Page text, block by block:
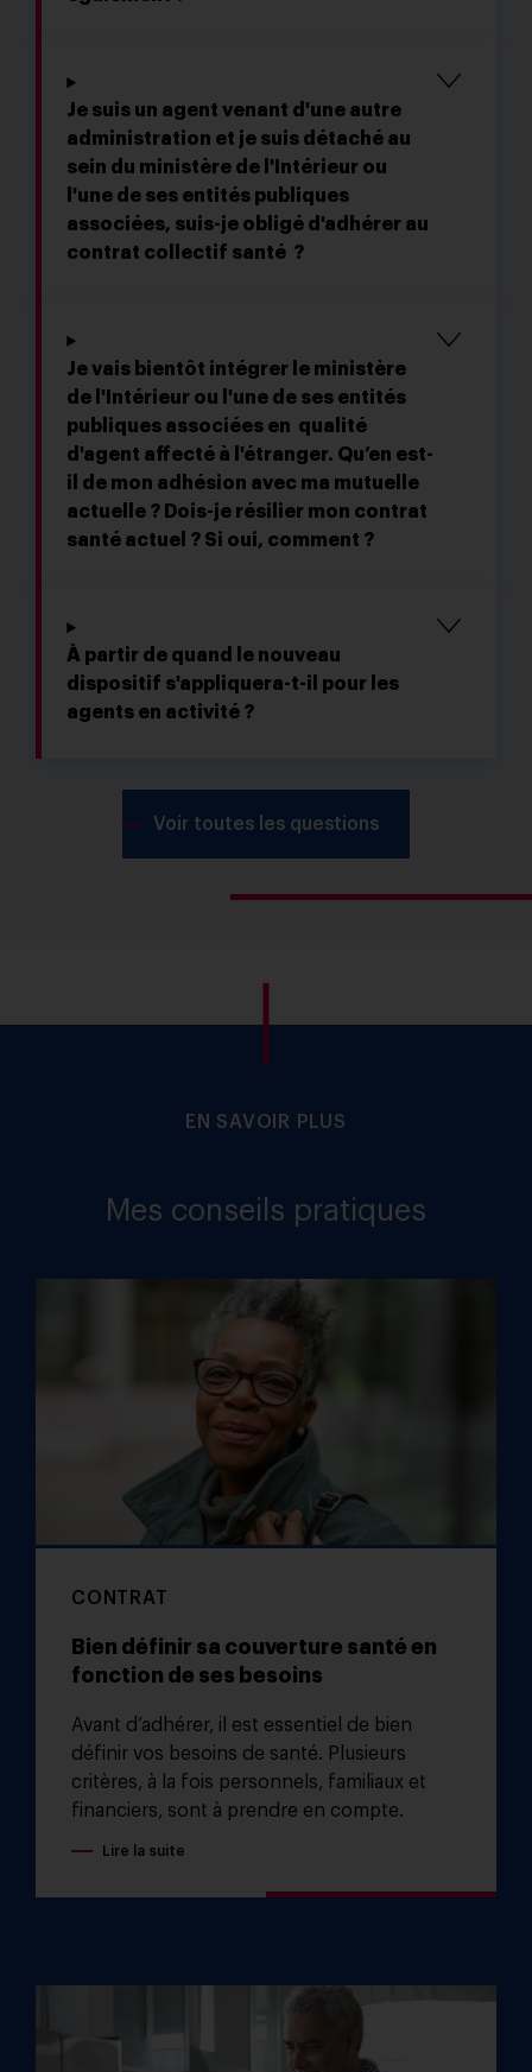
Voir toutes les questions
Je suis un agent venant d'une autre
administration et je suis détaché au
sein du ministère de l'Intérieur ou
l'une de ses entités publiques
associées, suis-je obligé d'adhérer au
contrat collectif santé ?
Je vais bientôt intégrer le ministère
de l'Intérieur ou l'une de ses entités
publiques associées en qualité
d'agent affecté à l'étranger. Qu’en est-
il de mon adhésion avec ma mutuelle
actuelle ? Dois-je résilier mon contrat
santé actuel ? Si oui, comment ?
À partir de quand le nouveau
dispositif s'appliquera-t-il pour les
agents en activité ?
EN SAVOIR PLUS
Mes conseils pratiques
CONTRAT
Bien définir sa couverture santé en
fonction de ses besoins
Avant d’adhérer, il est essentiel de bien
définir vos besoins de santé. Plusieurs
critères, à la fois personnels, familiaux et
financiers, sont à prendre en compte.
Lire la suite